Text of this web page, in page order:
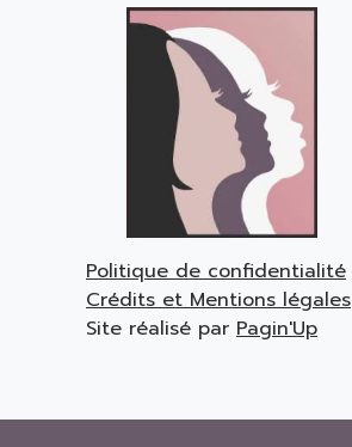
Politique de confidentialité
Crédits et Mentions légales
Site réalisé par Pagin'Up